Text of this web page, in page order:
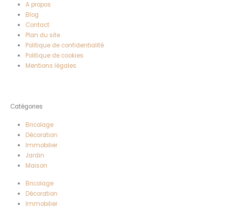
A propos
Blog
Contact
Plan du site
Politique de confidentialité
Politique de cookies
Mentions légales
Catégories
Bricolage
Décoration
Immobilier
Jardin
Maison
Bricolage
Décoration
Immobilier